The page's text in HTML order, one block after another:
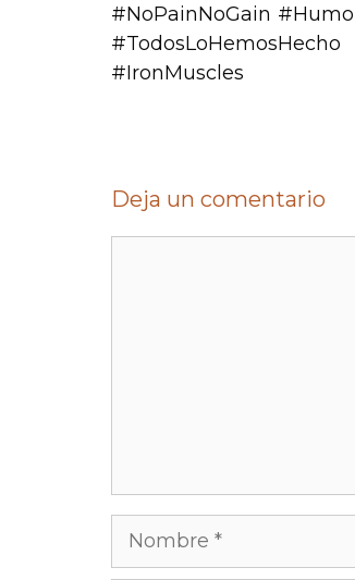
#NoPainNoGain
#IronMuscles
Deja un comentario